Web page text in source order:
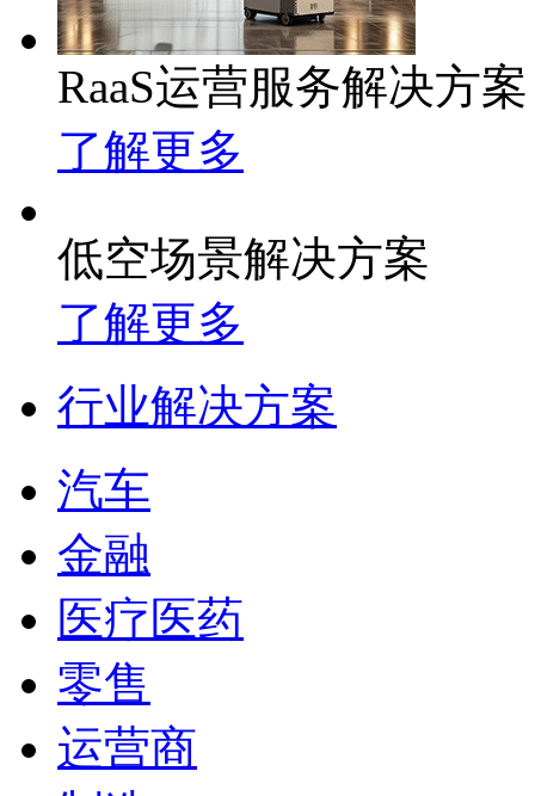
RaaS运营服务解决方案
了解更多
低空场景解决方案
了解更多
行业解决方案
汽车
金融
医疗医药
零售
运营商